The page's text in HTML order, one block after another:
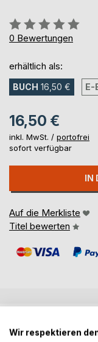
Bewertung::
0%
0 Bewertungen
erhältlich als:
BUCH 16,50 € E-
16,50 €
inkl. MwSt. / portofrei
sofort verfügbar
IN
Auf die Merkliste
Titel bewerten
Wir respektieren